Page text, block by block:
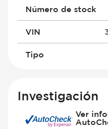
Número de stock
VIN
Tipo
Investigación
Ver